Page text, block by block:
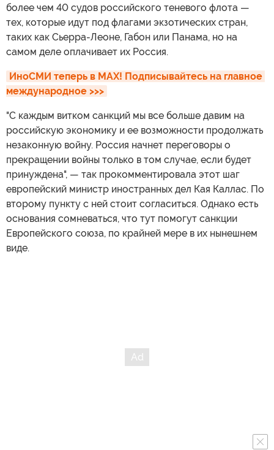
более чем 40 судов российского теневого флота —
тех, которые идут под флагами экзотических стран,
таких как Сьерра-Леоне, Габон или Панама, но на
самом деле оплачивает их Россия.
ИноСМИ теперь в MAX! Подписывайтесь на главное
международное >>>
"С каждым витком санкций мы все больше давим на
российскую экономику и ее возможности продолжать
незаконную войну. Россия начнет переговоры о
прекращении войны только в том случае, если будет
принуждена", — так прокомментировала этот шаг
европейский министр иностранных дел Кая Каллас. По
второму пункту с ней стоит согласиться. Однако есть
основания сомневаться, что тут помогут санкции
Европейского союза, по крайней мере в их нынешнем
виде.